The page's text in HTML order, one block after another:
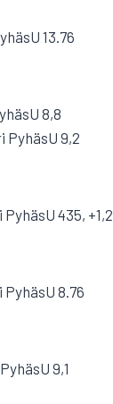
13.76
8,8
PyhäsU 9,2
435, +1,2
8.76
9,1